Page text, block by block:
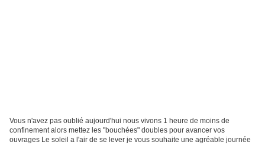
Vous n'avez pas oublié aujourd'hui nous vivons 1 heure de moins de
confinement alors mettez les "bouchées" doubles pour avancer vos
ouvrages Le soleil a l'air de se lever je vous souhaite une agréable journée